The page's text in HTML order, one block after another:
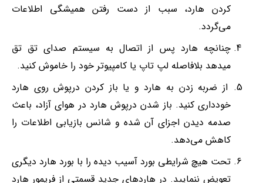
کردن هارد، سبب از دست رفتن همیشگی اطلاعات
می‌گردد.
چنانچه هارد پس از اتصال به سیستم صدای تق تق
میدهد بلافاصله لپ تاپ یا کامپیوتر خود را خاموش کنید.
از ضربه زدن به هارد و یا باز کردن درپوش روی هارد
خودداری کنید. باز شدن درپوش هارد در هوای آزاد، باعث
صدمه دیدن اجزای آن شده و شانس بازیابی اطلاعات را
کاهش می‌دهد.
تحت هیچ شرایطی بورد آسیب دیده را با بورد هارد دیگری
تعویض ننمایید. در هاردهای جدید قسمتی از فریمور هارد